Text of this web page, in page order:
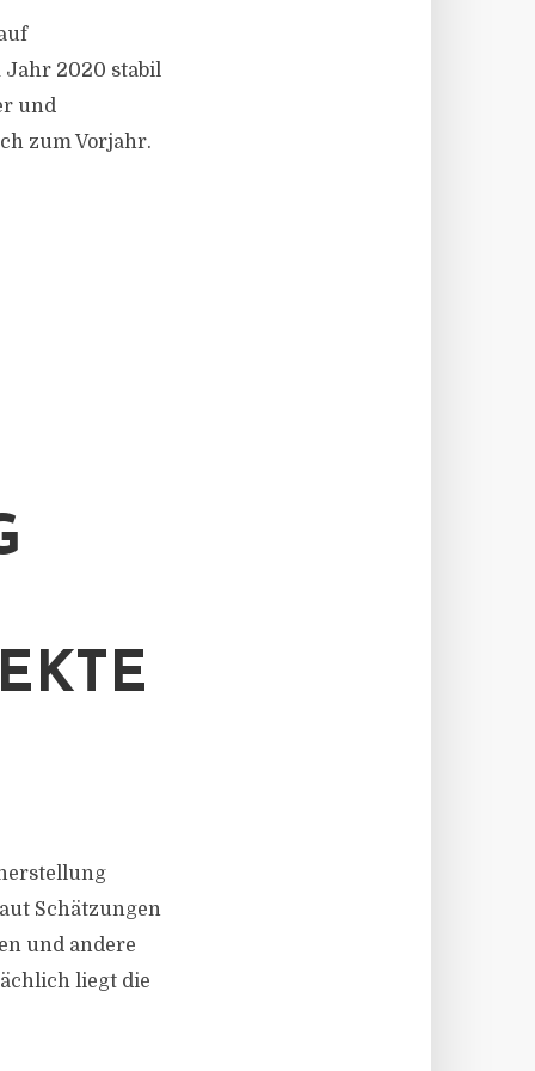
Jahr 2020 stabil
und
zum Vorjahr.
Schätzungen
und andere
liegt die